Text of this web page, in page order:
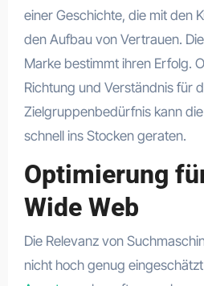
einer Geschichte, die mit den
den Aufbau von Vertrauen.
Marke bestimmt ihren Erfolg.
Richtung und Verständnis für
Zielgruppenbedürfnis kann
schnell ins Stocken geraten.
Optimierung
Wide Web
Die Relevanz von
nicht hoch genug